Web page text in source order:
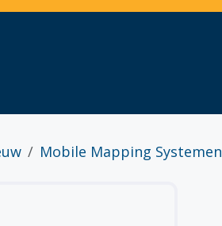
Mobile Mapping Systemen